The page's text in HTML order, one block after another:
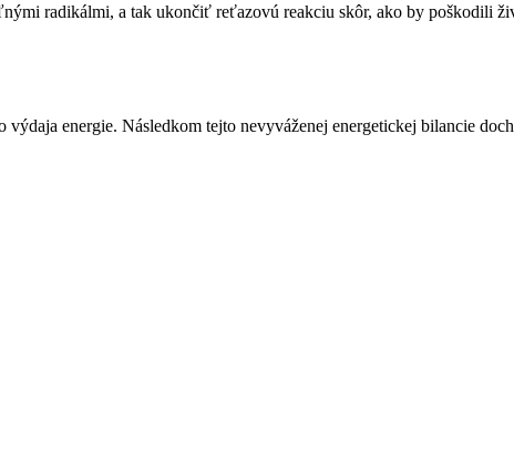
radikálmi, a tak ukončiť reťazovú reakciu skôr, ako by poškodili
energie. Následkom tejto nevyváženej energetickej bilancie